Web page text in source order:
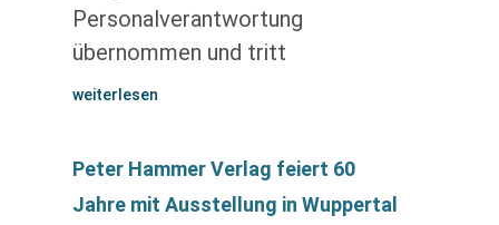
Personalverantwortung
übernommen und tritt
weiterlesen
Peter Hammer Verlag feiert 60
Jahre mit Ausstellung in Wuppertal